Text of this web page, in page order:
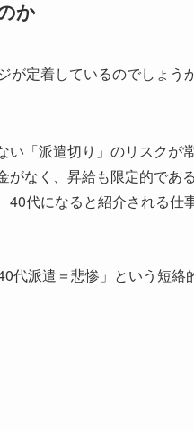
か
定着しているのでしょう
「派遣切り」のリスクが
なく、昇給も限定的である
代になると紹介される仕
代派遣＝悲惨」という短絡